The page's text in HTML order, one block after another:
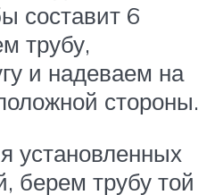
составит 6
трубу,
и надеваем на
стороны.
установленных
берем трубу той